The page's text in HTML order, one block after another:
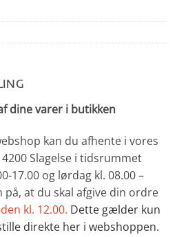
dine varer i butikken
kan du afhente i vores
Slagelse i tidsrummet
17.00 og lørdag kl. 08.00 –
at du skal afgive din ordre
kl. 12.00. Dette gælder kun
direkte her i webshoppen.